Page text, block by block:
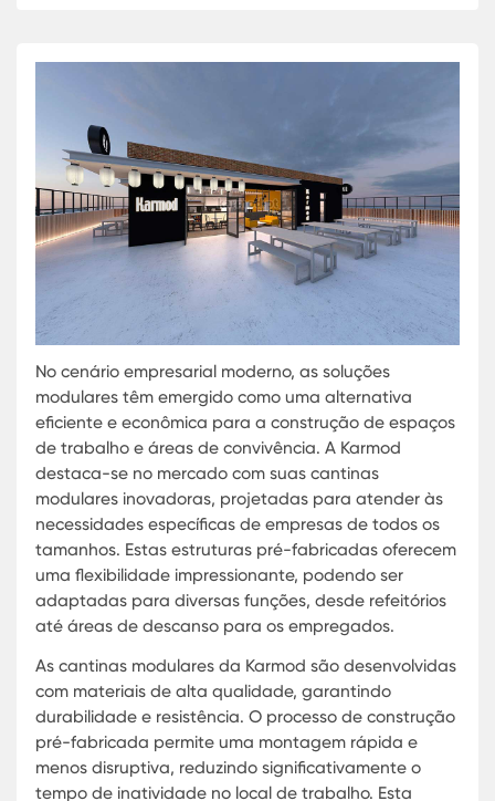
No cenário empresarial moderno, as soluções
modulares têm emergido como uma alternativa
eficiente e econômica para a construção de
de trabalho e áreas de convivência. A Karmod
destaca-se no mercado com suas cantinas
modulares inovadoras, projetadas para atender
necessidades específicas de empresas de todos
tamanhos. Estas estruturas pré-fabricadas
uma flexibilidade impressionante, podendo ser
adaptadas para diversas funções, desde
até áreas de descanso para os empregados.